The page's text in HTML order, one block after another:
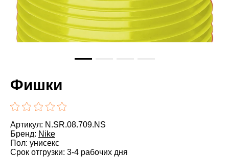
Фишки
Артикул: N.SR.08.709.NS
Бренд: Nike
Пол: унисекс
Срок отгрузки: 3-4 рабочих дня